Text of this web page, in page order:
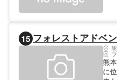
15 フォレストアドベ
熊
に